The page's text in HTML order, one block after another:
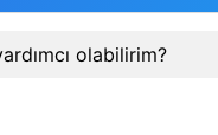
olabilirim?